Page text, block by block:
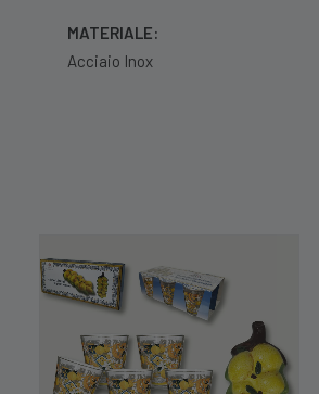
MATERIALE:
Acciaio Inox